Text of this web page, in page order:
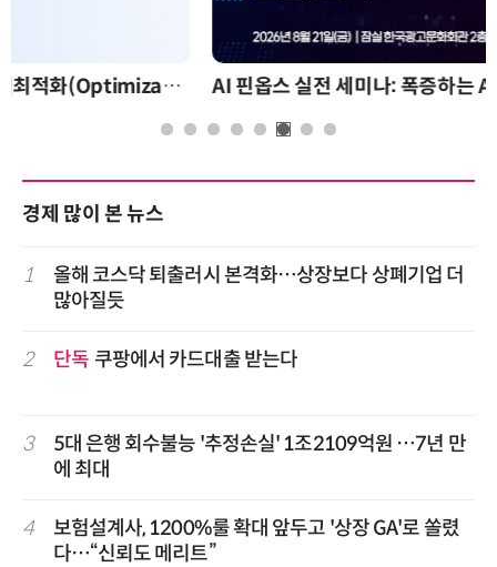
AI 핀옵스 실전 세미나: 폭증하는 AI 토큰 비용 관리 전략
경제 많이 본 뉴스
1
올해 코스닥 퇴출러시 본격화…상장보다 상폐기업 더
많아질듯
2 단독 쿠팡에서 카드대출 받는다
3
5대 은행 회수불능 '추정손실' 1조2109억원 …7년 만
에 최대
4
보험설계사, 1200%룰 확대 앞두고 '상장 GA'로 쏠렸
다…“신뢰도 메리트”